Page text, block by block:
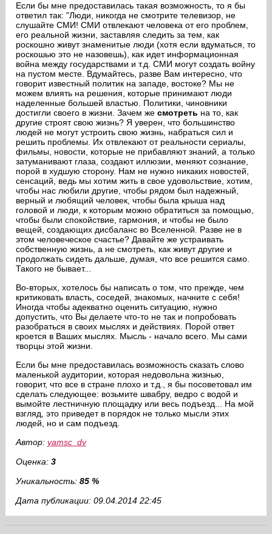
Если бы мне предоставилась такая возможность, то я бы
ответил так: "Люди, никогда не смотрите телевизор, не
слушайте СМИ! СМИ отвлекают человека от его проблем,
его реальной жизни, заставляя следить за тем, как
роскошно живут знаменитые люди (хотя если вдуматься, то
роскошью это не назовешь), как идет информационная
война между государствами и т.д. СМИ могут создать войну
на пустом месте. Вдумайтесь, разве Вам интересно, что
говорит известный политик на западе, востоке? Мы не
можем влиять на решения, которые принимают люди
наделенные большей властью. Политики, чиновники
достигли своего в жизни. Зачем же смотреть на то, как
другие строят свою жизнь? Я уверен, что большинство
людей не могут устроить свою жизнь, набраться сил и
решить проблемы. Их отвлекают от реальности сериалы,
фильмы, новости, которые не прибавляют знаний, а только
затуманивают глаза, создают иллюзии, меняют сознание,
порой в худшую сторону. Нам не нужно никаких новостей,
сенсаций, ведь мы хотим жить в свое удовольствие, хотим,
чтобы нас любили другие, чтобы рядом был надежный,
верный и любящий человек, чтобы была крыша над
головой и люди, к которым можно обратиться за помощью,
чтобы были спокойствие, гармония, и чтобы не было
вещей, создающих дисбаланс во Вселенной. Разве не в
этом человеческое счастье? Давайте же устраивать
собственную жизнь, а не смотреть, как живут другие и
продолжать сидеть дальше, думая, что все решится само.
Такого не бывает...
Во-вторых, хотелось бы написать о том, что прежде, чем
критиковать власть, соседей, знакомых, начните с себя!
Иногда чтобы адекватно оценить ситуацию, нужно
допустить, что Вы делаете что-то не так и попробовать
разобраться в своих мыслях и действиях. Порой ответ
кроется в Ваших мыслях. Мысль - начало всего. Мы сами
творцы этой жизни.
Если бы мне предоставилась возможность сказать слово
маленькой аудитории, которая недовольна жизнью,
говорит, что все в стране плохо и т.д., я бы посоветовал им
сделать следующее: возьмите швабру, ведро с водой и
вымойте лестничную площадку или весь подъезд... На мой
взгляд, это приведет в порядок не только мысли этих
людей, но и сам подъезд.
Автор: yamsc_dv
Оценка: 3
Уникальность: 85 %
Дата публикации: 09.04.2014 22:45